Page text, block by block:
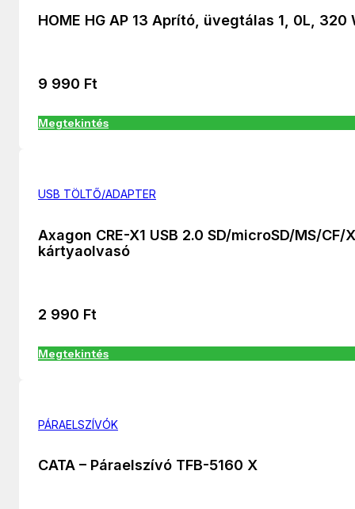
HOME HG AP 13 Aprító, üvegtálas 1, 0L, 320
9 990 Ft
Megtekintés
USB TÖLTŐ/ADAPTER
Axagon CRE-X1 USB 2.0 SD/microSD/MS/CF/
kártyaolvasó
2 990 Ft
Megtekintés
PÁRAELSZÍVÓK
CATA – Páraelszívó TFB-5160 X